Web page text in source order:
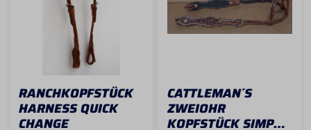
RANCHKOPFSTÜCK
HARNESS QUICK
CHANGE
CATTLEMAN´S
ZWEIOHR
KOPFSTÜCK SIMPLE